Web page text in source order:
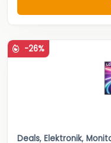
-26%
Deals, Elektronik,